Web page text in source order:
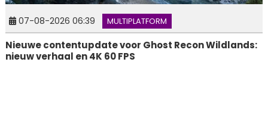
07-08-2026 06:39 MULTIPLATFORM
Nieuwe contentupdate voor Ghost Recon Wildlands:
nieuw verhaal en 4K 60 FPS